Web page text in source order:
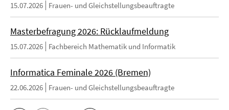
15.07.2026 Frauen- und Gleichstellungsbeauftragte
Masterbefragung 2026: Rücklaufmeldung
15.07.2026 Fachbereich Mathematik und Informatik
Informatica Feminale 2026 (Bremen)
22.06.2026 Frauen- und Gleichstellungsbeauftragte